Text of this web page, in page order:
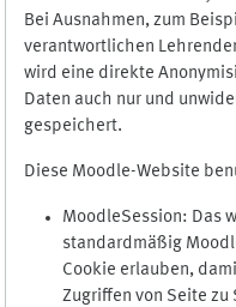
Bei Ausnahmen, zum
verantwortlichen
wird eine direkte
Daten auch nur und
gespeichert.
Diese Moodle-Website
MoodleSession: Das
standardmäßig
Cookie erlauben,
Zugriffen von Seite